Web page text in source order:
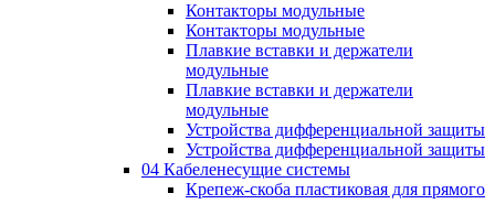
Контакторы модульные
Контакторы модульные
Плавкие вставки и держатели
модульные
Плавкие вставки и держатели
модульные
Устройства дифференциальной защиты
Устройства дифференциальной защиты
04 Кабеленесущие системы
Крепеж-скоба пластиковая для прямого